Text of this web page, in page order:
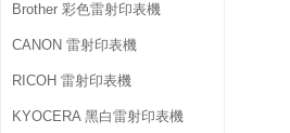
Brother 彩色雷射印表機
CANON 雷射印表機
RICOH 雷射印表機
KYOCERA 黑白雷射印表機